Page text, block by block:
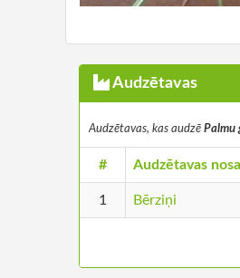
Audzētavas
Audzētavas, kas audzē Palmu
# Audzētavas
1 Bērziņi